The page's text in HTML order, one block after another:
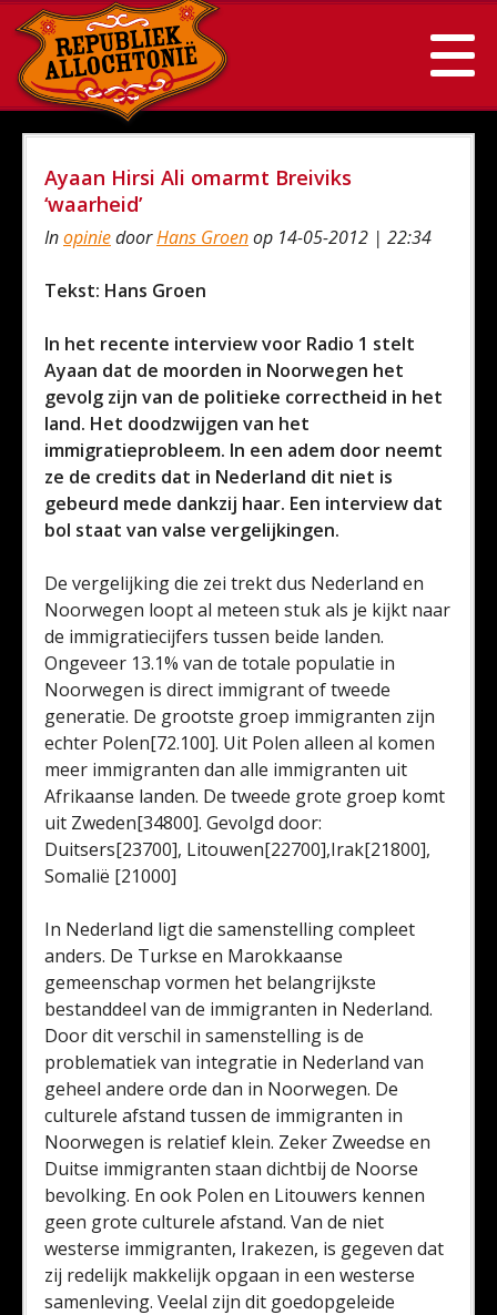
Ayaan Hirsi Ali omarmt Breiviks
‘waarheid’
InopiniedoorHans Groenop 14-05-2012 | 22:34
Tekst: Hans Groen
In het recente interview voor Radio 1 stelt
Ayaan dat de moorden in Noorwegen het
gevolg zijn van de politieke correctheid in het
land. Het doodzwijgen van het
immigratieprobleem. In een adem door neemt
ze de credits dat in Nederland dit niet is
gebeurd mede dankzij haar. Een interview dat
bol staat van valse vergelijkingen.
De vergelijking die zei trekt dus Nederland en
Noorwegen loopt al meteen stuk als je kijkt naar
de immigratiecijfers tussen beide landen.
Ongeveer 13.1% van de totale populatie in
Noorwegen is direct immigrant of tweede
generatie. De grootste groep immigranten zijn
echter Polen[72.100]. Uit Polen alleen al komen
meer immigranten dan alle immigranten uit
Afrikaanse landen. De tweede grote groep komt
uit Zweden[34800]. Gevolgd door:
Duitsers[23700], Litouwen[22700],Irak[21800],
Somalië [21000]
In Nederland ligt die samenstelling compleet
anders. De Turkse en Marokkaanse
gemeenschap vormen het belangrijkste
bestanddeel van de immigranten in Nederland.
Door dit verschil in samenstelling is de
problematiek van integratie in Nederland van
geheel andere orde dan in Noorwegen. De
culturele afstand tussen de immigranten in
Noorwegen is relatief klein. Zeker Zweedse en
Duitse immigranten staan dichtbij de Noorse
bevolking. En ook Polen en Litouwers kennen
geen grote culturele afstand. Van de niet
westerse immigranten, Irakezen, is gegeven dat
zij redelijk makkelijk opgaan in een westerse
samenleving. Veelal zijn dit goedopgeleide